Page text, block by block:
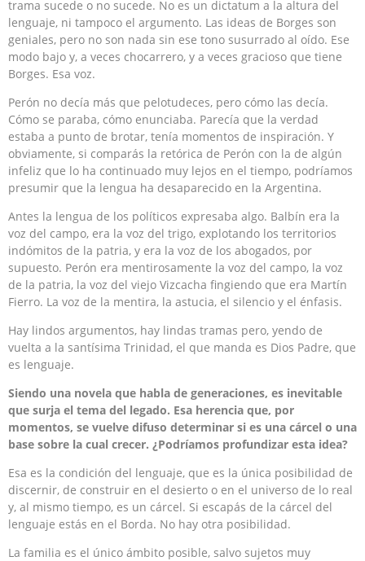
trama sucede o no sucede. No es un dictatum a la altura del
lenguaje, ni tampoco el argumento. Las ideas de Borges son
geniales, pero no son nada sin ese tono susurrado al oído. Ese
modo bajo y, a veces chocarrero, y a veces gracioso que tiene
Borges. Esa voz.
Perón no decía más que pelotudeces, pero cómo las decía.
Cómo se paraba, cómo enunciaba. Parecía que la verdad
estaba a punto de brotar, tenía momentos de inspiración. Y
obviamente, si comparás la retórica de Perón con la de algún
infeliz que lo ha continuado muy lejos en el tiempo, podríamos
presumir que la lengua ha desaparecido en la Argentina.
Antes la lengua de los políticos expresaba algo. Balbín era la
voz del campo, era la voz del trigo, explotando los territorios
indómitos de la patria, y era la voz de los abogados, por
supuesto. Perón era mentirosamente la voz del campo, la voz
de la patria, la voz del viejo Vizcacha fingiendo que era Martín
Fierro. La voz de la mentira, la astucia, el silencio y el énfasis.
Hay lindos argumentos, hay lindas tramas pero, yendo de
vuelta a la santísima Trinidad, el que manda es Dios Padre, que
es lenguaje.
Siendo una novela que habla de generaciones, es inevitable
que surja el tema del legado. Esa herencia que, por
momentos, se vuelve difuso determinar si es una cárcel o una
base sobre la cual crecer. ¿Podríamos profundizar esta idea?
Esa es la condición del lenguaje, que es la única posibilidad de
discernir, de construir en el desierto o en el universo de lo real
y, al mismo tiempo, es un cárcel. Si escapás de la cárcel del
lenguaje estás en el Borda. No hay otra posibilidad.
La familia es el único ámbito posible, salvo sujetos muy